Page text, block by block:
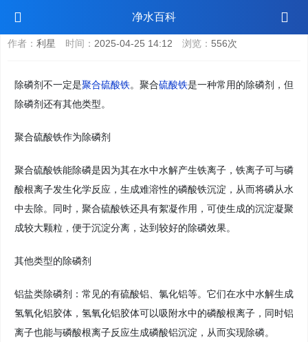
净水百科
除磷剂是聚合硫酸铁吗
作者： 利星 时间： 2025-04-25 14:12 浏览： 556次
除磷剂不一定是聚合硫酸铁。聚合硫酸铁是一种常用的除磷剂，但
除磷剂还有其他类型。
聚合硫酸铁作为除磷剂
聚合硫酸铁能除磷是因为其在水中水解产生铁离子，铁离子可与磷
酸根离子发生化学反应，生成难溶性的磷酸铁沉淀，从而将磷从水
中去除。同时，聚合硫酸铁还具有絮凝作用，可使生成的沉淀凝聚
成较大颗粒，便于沉淀分离，达到较好的除磷效果。
其他类型的除磷剂
铝盐类除磷剂：常见的有硫酸铝、氯化铝等。它们在水中水解生成
氢氧化铝胶体，氢氧化铝胶体可以吸附水中的磷酸根离子，同时铝
离子也能与磷酸根离子反应生成磷酸铝沉淀，从而实现除磷。